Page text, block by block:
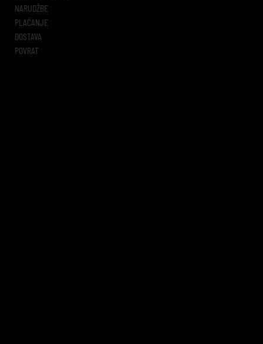
NARUDŽBE
PLAĆANJE
DOSTAVA
POVRAT